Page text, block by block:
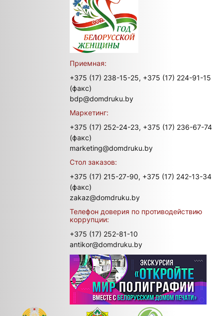
Приемная:
+375 (17) 238-15-25, +375 (17) 224-91-15
(факс)
bdp@domdruku.by
Маркетинг:
+375 (17) 252-24-23, +375 (17) 236-67-74
(факс)
marketing@domdruku.by
Стол заказов:
+375 (17) 215-27-90, +375 (17) 242-13-34
(факс)
zakaz@domdruku.by
Телефон доверия по противодействию
коррупции:
+375 (17) 252-81-10
antikor@domdruku.by